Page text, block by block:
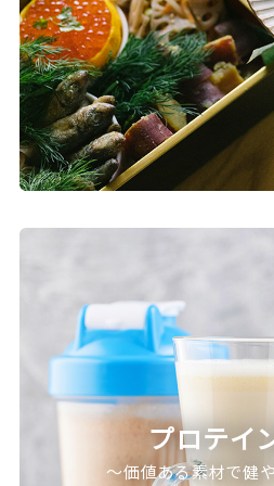
プロテイ
～価値ある素材で健